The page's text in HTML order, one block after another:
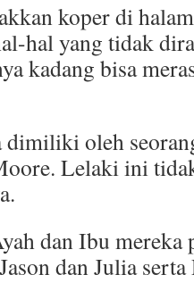
koper di
hal yang tidak
kadang bisa
dimiliki oleh
Lelaki ini
dan Ibu
dan Julia